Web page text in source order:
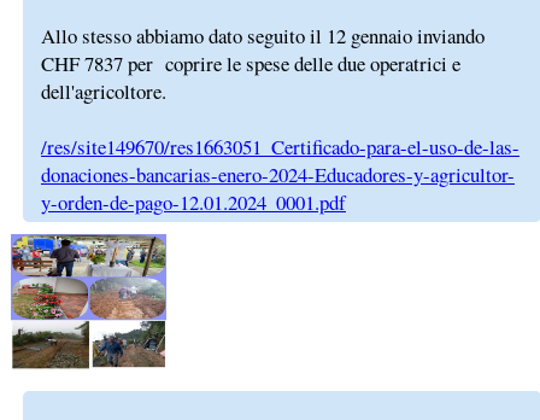
Allo stesso abbiamo dato seguito il 12 gennaio inviando
CHF 7837 per coprire le spese delle due operatrici e
dell'agricoltore.
/res/site149670/res1663051_Certificado-para-el-uso-de-las-
donaciones-bancarias-enero-2024-Educadores-y-agricultor-
y-orden-de-pago-12.01.2024_0001.pdf